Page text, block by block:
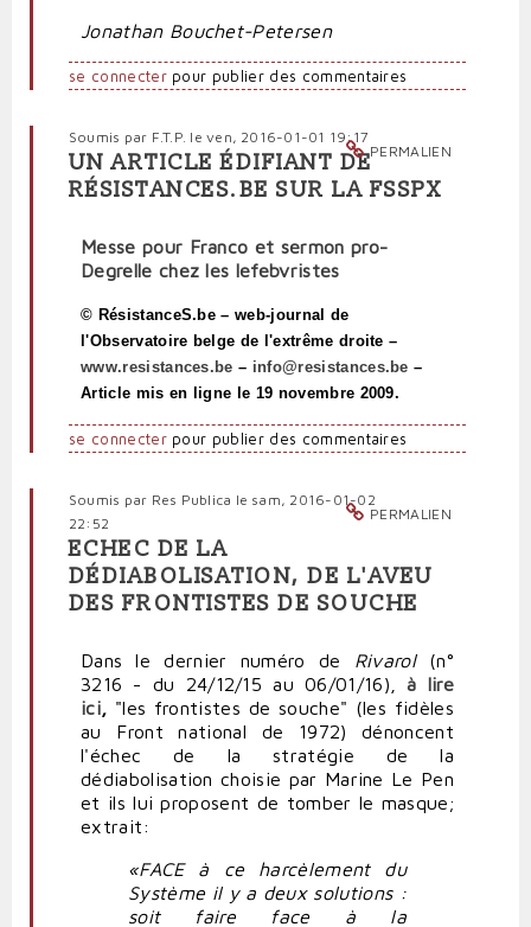
Jonathan Bouchet-Petersen
se connecterpour publier des commentaires
PERMALIEN
Soumis par F.T.P. le ven, 2016-01-01 19:17
UN ARTICLE ÉDIFIANT DE
RÉSISTANCES.BE SUR LA FSSPX
Messe pour Franco et sermon pro-
Degrelle chez les lefebvristes
© RésistanceS.be – web-journal de
l'Observatoire belge de l'extrême droite –
www.resistances.be – info@resistances.be –
Article mis en ligne le 19 novembre 2009.
se connecterpour publier des commentaires
PERMALIEN
Soumis par Res Publica le sam, 2016-01-02
22:52
ECHEC DE LA
DÉDIABOLISATION, DE L'AVEU
DES FRONTISTES DE SOUCHE
Dans le dernier numéro de Rivarol(n°
3216 - du 24/12/15 au 06/01/16),à lire
ici, "les frontistes de souche" (les fidèles
au Front national de 1972) dénoncent
l'échec de la stratégie de la
dédiabolisation choisie par Marine Le Pen
et ils lui proposent de tomber le masque;
extrait:
«FACE à ce harcèlement du
Système il y a deux solutions :
soit faire face à la